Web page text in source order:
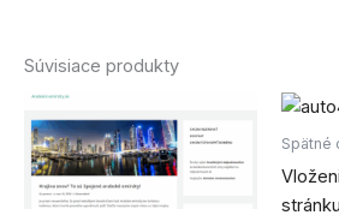
Súvisiace produkty
range:
18,00 €
through
49,00 €
produkt
má
Spätné